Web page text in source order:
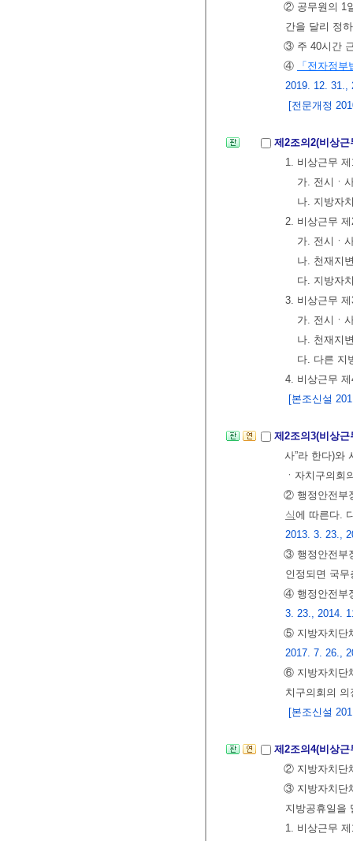
② 공무원의 1
간을 달리 정
③ 주 40시간
④
「전자정부
2019. 12. 31.,
[전문개정
제2조의2(비상
1. 비상근무
가. 전시ㆍ
나. 지방자
2. 비상근무
가. 전시ㆍ
나. 천재지
다. 지방자
3. 비상근무
가. 전시ㆍ
나. 천재지
다. 다른 지
4. 비상근무
[본조신설
제2조의3(비상
사”라 한다)와
ㆍ자치구의
② 행정안전부
식에 따른다.
2013. 3. 23.,
③ 행정안전부
인정되면 국
④ 행정안전부
3. 23., 2014.
⑤ 지방자치단
2017. 7. 26.,
⑥ 지방자치단
치구의회의
[본조신설
제2조의4(비상
② 지방자치단
③ 지방자치단
지방공휴일을
1. 비상근무